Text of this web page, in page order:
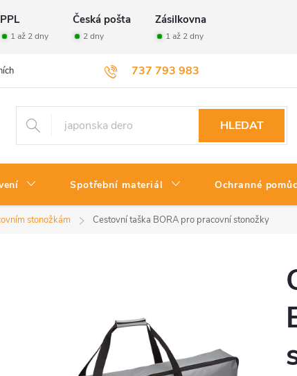
PPL Česká pošta Zásilkovna
1 až 2 dny 2 dny 1 až 2 dny
737 793 983
údajů Velkoobchod Vrácení zboží
HLEDAT
Spotřební materiál Ochranné
stonožkám Cestovní taška BORA pro pracovní stonožky